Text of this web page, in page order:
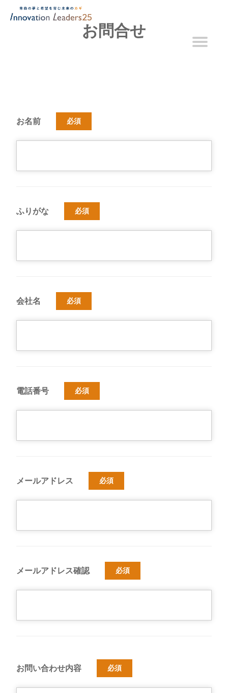
お問合せ
お名前 必須
ふりがな 必須
会社名 必須
電話番号 必須
メールアドレス 必須
メールアドレス確認 必須
お問い合わせ内容 必須